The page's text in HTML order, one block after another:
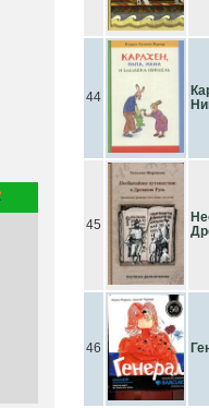
44
45
46